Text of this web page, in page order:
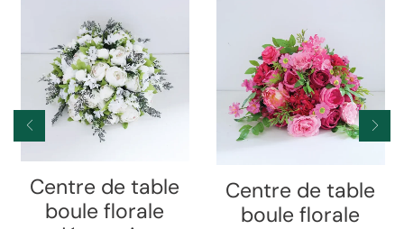
Centre de table
boule florale
Centre de table
boule florale